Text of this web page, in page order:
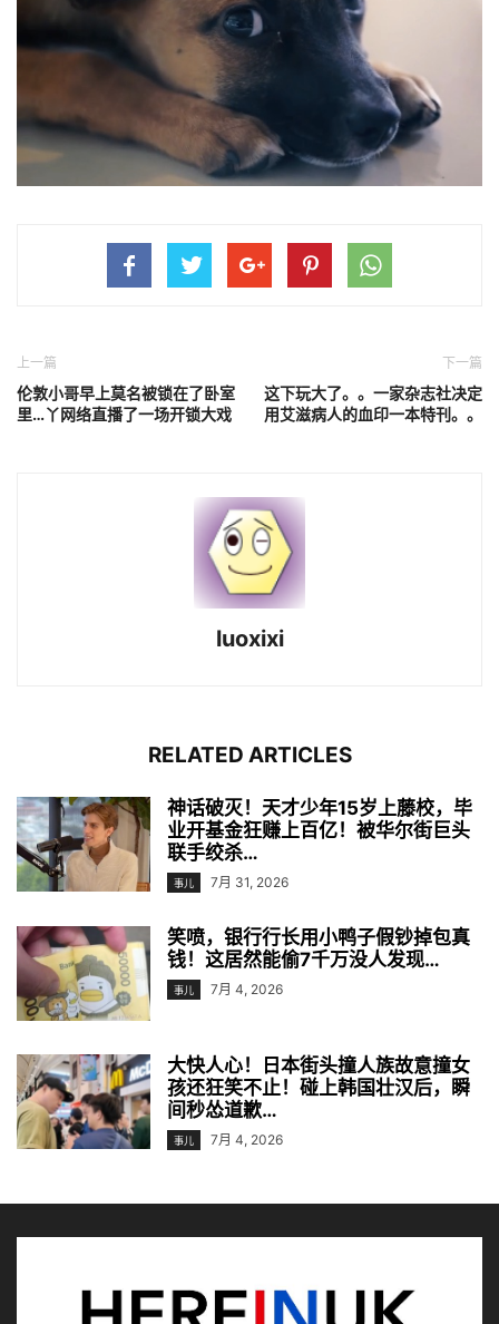
上一篇
伦敦小哥早上莫名被锁在了卧室
里…丫网络直播了一场开锁大戏
下一篇
这下玩大了。。一家杂志社决定
用艾滋病人的血印一本特刊。。
luoxixi
RELATED ARTICLES
神话破灭！天才少年15岁上藤校，毕
业开基金狂赚上百亿！被华尔街巨头
联手绞杀…
事儿 7月 31, 2026
笑喷，银行行长用小鸭子假钞掉包真
钱！这居然能偷7千万没人发现…
事儿 7月 4, 2026
大快人心！日本街头撞人族故意撞女
孩还狂笑不止！碰上韩国壮汉后，瞬
间秒怂道歉…
事儿 7月 4, 2026